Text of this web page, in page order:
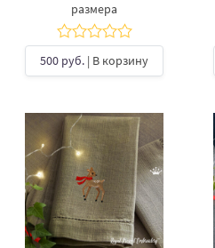
размера
500 руб. | В корзину